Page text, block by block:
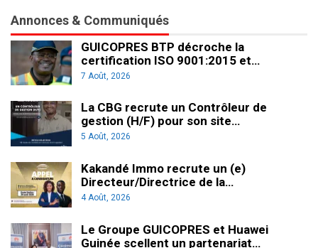
Annonces & Communiqués
GUICOPRES BTP décroche la
certification ISO 9001:2015 et…
7 Août, 2026
La CBG recrute un Contrôleur de
gestion (H/F) pour son site…
5 Août, 2026
Kakandé Immo recrute un (e)
Directeur/Directrice de la…
4 Août, 2026
Le Groupe GUICOPRES et Huawei
Guinée scellent un partenariat…